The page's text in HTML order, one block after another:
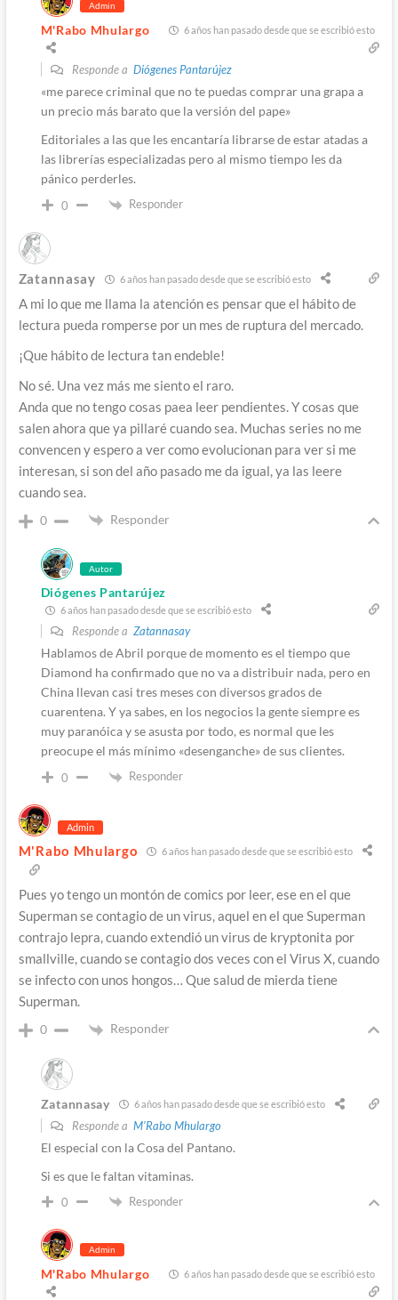
Admin
M'Rabo Mhulargo 6 años han pasado desde que se escribió esto
Responde a Diógenes Pantarújez
«me parece criminal que no te puedas comprar una grapa a
un precio más barato que la versión del pape»
Editoriales a las que les encantaría librarse de estar atadas a
las librerías especializadas pero al mismo tiempo les da
pánico perderles.
0 Responder
Zatannasay 6 años han pasado desde que se escribió esto
A mi lo que me llama la atención es pensar que el hábito de
lectura pueda romperse por un mes de ruptura del mercado.
¡Que hábito de lectura tan endeble!
No sé. Una vez más me siento el raro.
Anda que no tengo cosas paea leer pendientes. Y cosas que
salen ahora que ya pillaré cuando sea. Muchas series no me
convencen y espero a ver como evolucionan para ver si me
interesan, si son del año pasado me da igual, ya las leere
cuando sea.
0 Responder
Autor
Diógenes Pantarújez
6 años han pasado desde que se escribió esto
Responde a Zatannasay
Hablamos de Abril porque de momento es el tiempo que
Diamond ha confirmado que no va a distribuir nada, pero en
China llevan casi tres meses con diversos grados de
cuarentena. Y ya sabes, en los negocios la gente siempre es
muy paranóica y se asusta por todo, es normal que les
preocupe el más mínimo «desenganche» de sus clientes.
0 Responder
Admin
M'Rabo Mhulargo 6 años han pasado desde que se escribió esto
Pues yo tengo un montón de comics por leer, ese en el que
Superman se contagio de un virus, aquel en el que Superman
contrajo lepra, cuando extendió un virus de kryptonita por
smallville, cuando se contagio dos veces con el Virus X, cuando
se infecto con unos hongos… Que salud de mierda tiene
Superman.
0 Responder
Zatannasay 6 años han pasado desde que se escribió esto
Responde a M'Rabo Mhulargo
El especial con la Cosa del Pantano.
Si es que le faltan vitaminas.
0 Responder
Admin
M'Rabo Mhulargo 6 años han pasado desde que se escribió esto